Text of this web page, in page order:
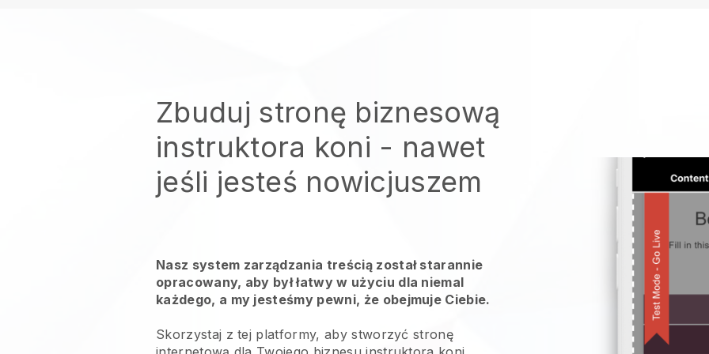
Zbuduj stronę biznesową
instruktora koni - nawet
jeśli jesteś nowicjuszem
Nasz system zarządzania treścią został starannie
opracowany, aby był łatwy w użyciu dla niemal
każdego, a my jesteśmy pewni, że obejmuje Ciebie.
Skorzystaj z tej platformy, aby stworzyć stronę